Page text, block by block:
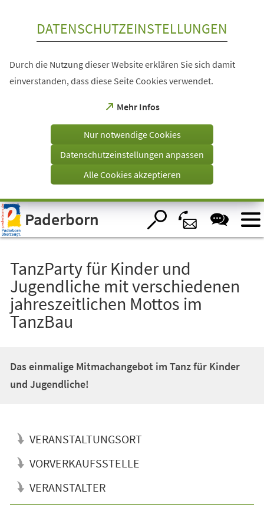
Visuelle
Assistenzsoftware
öffnen.
DATENSCHUTZEINSTELLUNGEN
Durch die Nutzung dieser Website erklären Sie sich damit
einverstanden, dass diese Seite Cookies verwendet.
Mehr Infos
(Öffnet
einem
Tab)
Nur notwendige Cookies
Datenschutzeinstellungen anpassen
Alle Cookies akzeptieren
Paderborn
TanzParty für Kinder und
Jugendliche mit verschiedenen
jahreszeitlichen Mottos im
TanzBau
Das einmalige Mitmachangebot im Tanz für Kinder
und Jugendliche!
VERANSTALTUNGSORT
VORVERKAUFSSTELLE
VERANSTALTER